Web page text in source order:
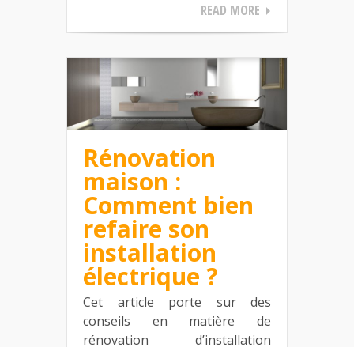
READ MORE
Rénovation
maison :
Comment bien
refaire son
installation
électrique ?
Cet article porte sur des
conseils en matière de
rénovation d’installation